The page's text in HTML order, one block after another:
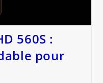
560S :
pour